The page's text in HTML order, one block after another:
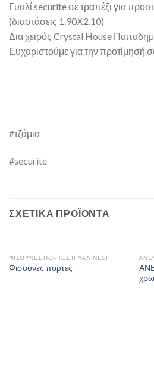
Γυαλί securite σε τραπέζι για
(διαστάσεις 1.90Χ2.10)
Δια χειρός Crystal House
Ευχαριστούμε για την προτίμησή
#τζάμια
#securite
ΣΧΕΤΙΚΆ ΠΡΟΪΌΝΤΑ
ΦΙΣΟΥΝΕΣ ΠΟΡΤΕΣ (ΓΥΑΛΙΝΕΣ)
Φισουνες πορτες